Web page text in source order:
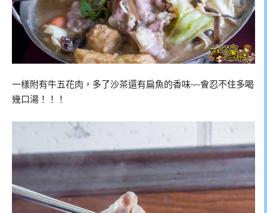
一樣附有牛五花肉，多了沙茶還有扁魚的香味~~會忍不住多喝
幾口湯！！！